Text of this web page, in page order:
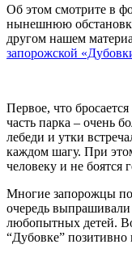
Об этом смотрите в
нынешнюю
другом нашем
запорожской
Первое, что
часть парка – очень
лебеди и утки
каждом шагу. При
человеку и не боятся
Многие запорожцы
очередь
любопытных детей.
“Дубовке” позитивно